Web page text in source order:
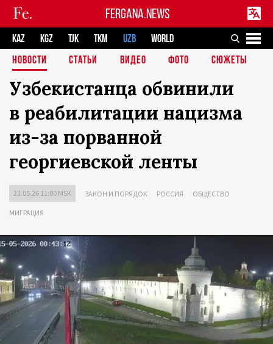
FERGANA.NEWS
KAZ KGZ TJK TKM UZB
WORLD
НОВОСТИ
СТАТЬИ ВИДЕО ФОТО СЮЖЕТЫ
Узбекистанца обвинили
в реабилитации нацизма
из-за порванной
георгиевской ленты
21.05.26 11:00 MSK ЗАКОН И ПОРЯДОК РОССИЯ ОБЩЕСТВО
МИГРАЦИЯ